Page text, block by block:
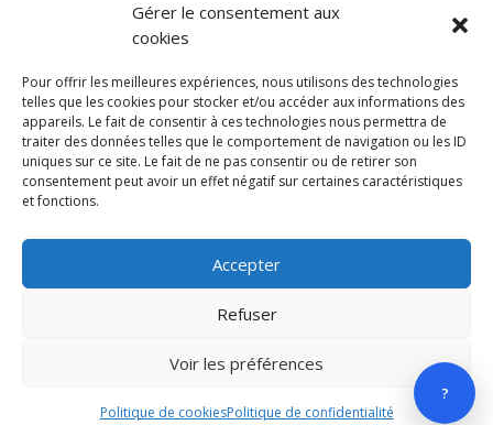
Gérer le consentement aux
cookies
Pour offrir les meilleures expériences, nous utilisons des technologies
telles que les cookies pour stocker et/ou accéder aux informations des
appareils. Le fait de consentir à ces technologies nous permettra de
traiter des données telles que le comportement de navigation ou les ID
uniques sur ce site. Le fait de ne pas consentir ou de retirer son
consentement peut avoir un effet négatif sur certaines caractéristiques
et fonctions.
Accepter
Refuser
Voir les préférences
Politique de cookiesPolitique de confidentialité
reunion.fr
d’arrivée.
?